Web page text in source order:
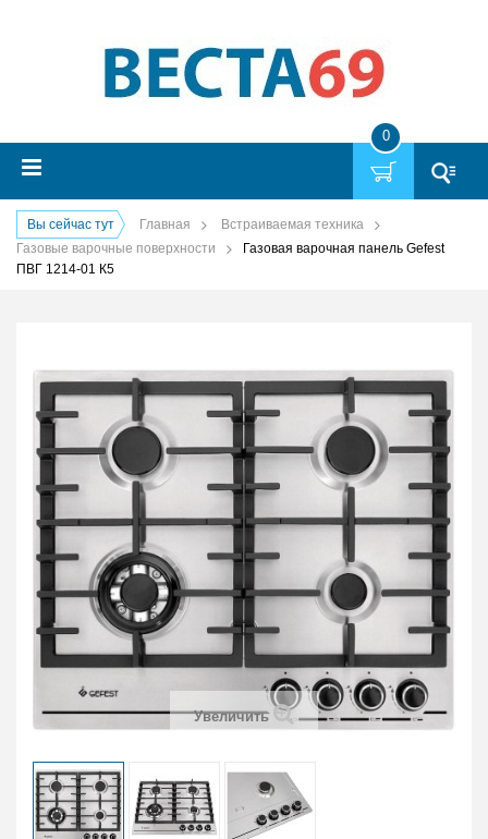
0
Вы сейчас тут Главная
Встраиваемая техника
Газовые варочные поверхности
Газовая варочная панель Gefest
ПВГ 1214-01 К5
Увеличить